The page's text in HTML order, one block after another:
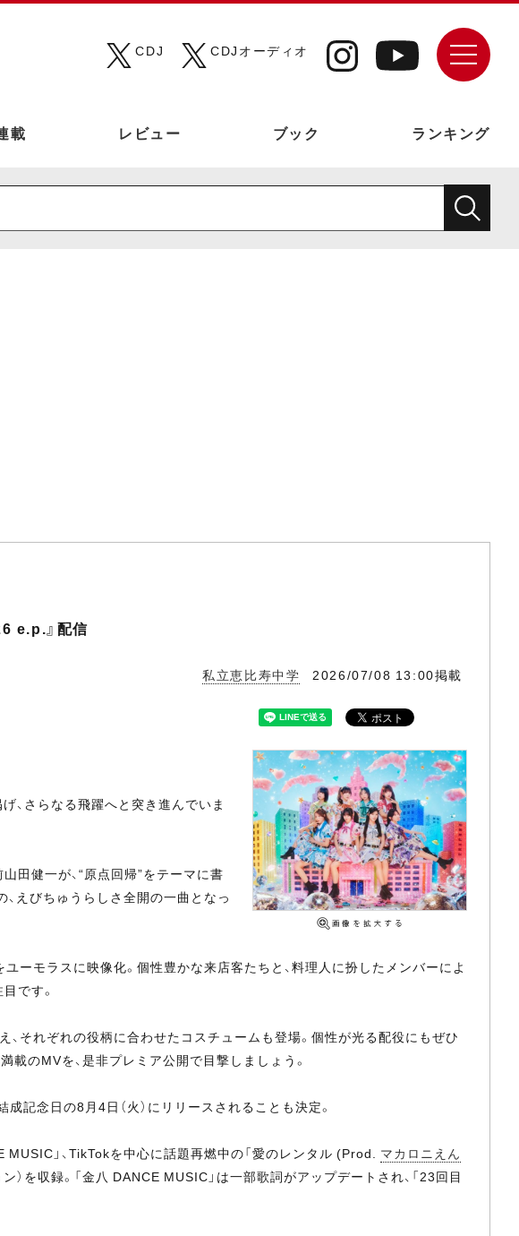
CDJ
CDJオーディオ
載 レビュー ブック ランキング
e.p.』配信
私立恵比寿中学 2026/07/08 13:00掲載
、さらなる飛躍へと突き進んでいま
田健一が、“原点回帰”をテーマに書
えびちゅうらしさ全開の一曲となっ
モラスに映像化。個性豊かな来店客たちと、料理人に扮したメンバーによ
です。
それぞれの役柄に合わせたコスチュームも登場。個性が光る配役にもぜひ
載のMVを、是非プレミア公開で目撃しましょう。
記念日の8月4日（火）にリリースされることも決定。
MUSIC」、TikTokを中心に話題再燃中の「愛のレンタル (Prod. マカロニえん
を収録。「金八 DANCE MUSIC」は一部歌詞がアップデートされ、「23回目